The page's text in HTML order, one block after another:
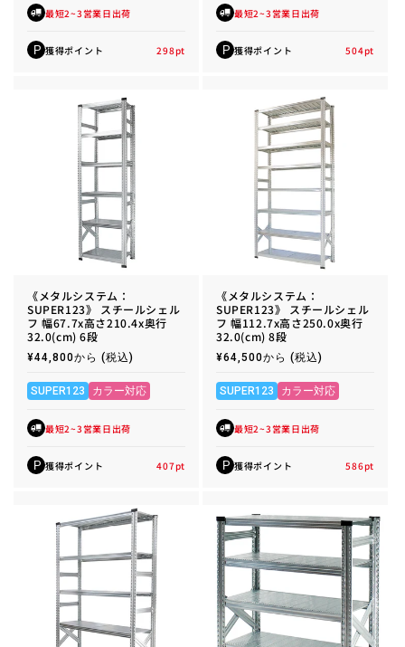
最短2~3営業日出荷
P 獲得ポイント 298pt
最短2~3営業日出荷
P 獲得ポイント 504pt
《メタルシステム：
SUPER123》 スチールシェル
フ 幅67.7x高さ210.4x奥行
32.0(cm) 6段
通
価
格
¥44,800から (税込)
SUPER123 カラー対応
最短2~3営業日出荷
P 獲得ポイント 407pt
《メタルシステム：
SUPER123》 スチールシェル
フ 幅112.7x高さ250.0x奥行
32.0(cm) 8段
通
価
格
¥64,500から (税込)
SUPER123 カラー対応
最短2~3営業日出荷
P 獲得ポイント 586pt